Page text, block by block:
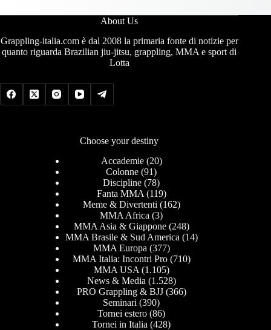
About Us
Grappling-italia.com è dal 2008 la primaria fonte di notizie per
quanto riguarda Brazilian jiu-jitsu, grappling, MMA e sport di
Lotta
Choose your destiny
Accademie(20)
Colonne (91)
Discipline (78)
Fanta MMA (119)
Meme & Divertenti (162)
MMA Africa (3)
MMA Asia & Giappone(248)
MMA Brasile & Sud America (14)
MMA Europa (377)
MMA Italia: Incontri Pro(710)
MMA USA (1.105)
News & Media (1.528)
PRO Grappling & BJJ(366)
Seminari (390)
Tornei estero (86)
Tornei in Italia (428)